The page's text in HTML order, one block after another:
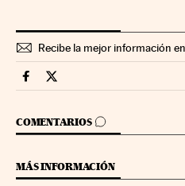
Recibe la mejor información
Territorio Pyme Cinco Días
Territorio Pyme Cinco
COMENTARIOS
IR A LOS COMENTARIOS
MÁS INFORMACIÓN